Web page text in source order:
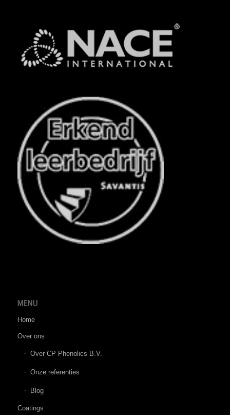
MENU
Home
Over ons
Over CP Phenolics B.V.
Onze referenties
Blog
Coatings